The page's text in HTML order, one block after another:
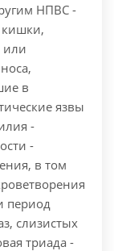
НПВС -
кишки,
или
в
язвы
-
-
в том
период
слизистых
триада -